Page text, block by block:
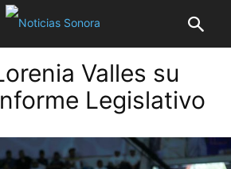
Valles su
Legislativo